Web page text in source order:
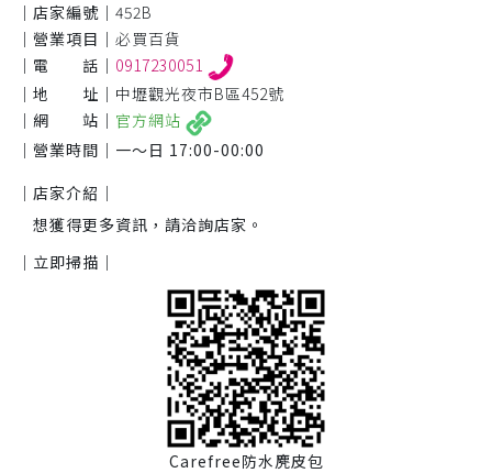
｜店家編號｜ 452B
｜營業項目｜ 必買百貨
｜電 話｜ 0917230051
｜地 址｜ 中壢觀光夜市B區452號
｜網 站｜ 官方網站
｜營業時間｜ 一～日 17:00-00:00
｜店家介紹｜
想獲得更多資訊，請洽詢店家。
｜立即掃描｜
Carefree防水麂皮包